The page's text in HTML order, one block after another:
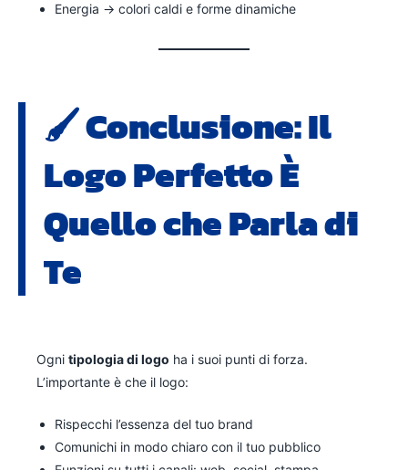
Energia → colori caldi e forme dinamiche
🖌️ Conclusione: Il
Logo Perfetto È
Quello che Parla di
Te
Ogni tipologia di logo ha i suoi punti di forza.
L’importante è che il logo:
Rispecchi l’essenza del tuo brand
Comunichi in modo chiaro con il tuo pubblico